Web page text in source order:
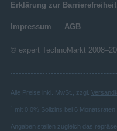
Erklärung zur Barrierefreiheit
Impressum AGB
© expert TechnoMarkt
Alle Preise inkl. MwSt., zzgl.
mit 0,0% Sollzins bei 6
Angaben stellen zugleich das